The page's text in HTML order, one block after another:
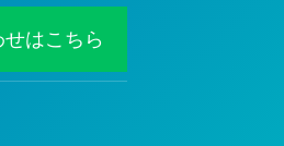
はこちら